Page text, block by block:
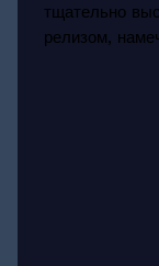
тщательно
релизом,